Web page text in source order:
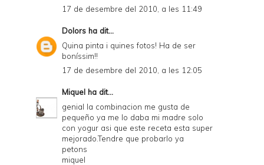
17 de desembre del 2010, a les 11:49
Dolors ha dit...
Quina pinta i quines fotos! Ha de ser
boníssim!!
17 de desembre del 2010, a les 12:05
Miquel ha dit...
genial la combinacion me gusta de
pequeño ya me lo daba mi madre solo
con yogur asi que este receta esta super
mejorado.Tendre que probarlo ya
petons
miquel